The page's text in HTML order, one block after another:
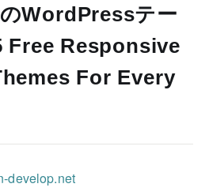
WordPressテー
Free Responsive
For Every